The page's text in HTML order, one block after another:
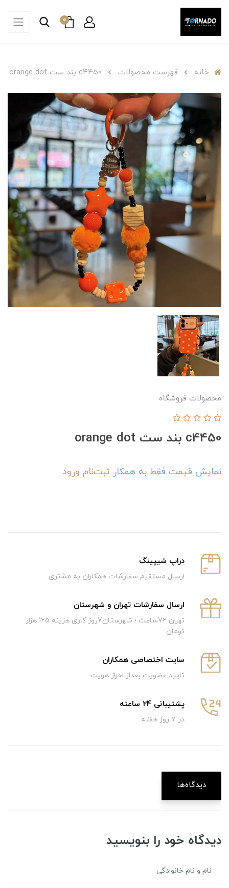
0
خانه فهرست محصولات c4450 بند ست orange dot
محصولات فروشگاه
c4450 بند ست orange dot
نمایش قیمت فقط به همکار ثبت‌نام ورود
دراپ شیپینگ
ارسال مستقیم سفارشات همکاران به مشتری
ارسال سفارشات تهران و شهرستان
تهران 72ساعت ؛ شهرستان7روز کاری هزینه 125 هزار
تومان
سایت اختصاصی همکاران
تایید عضویت بعداز احراز هویت
پشتیبانی 24 ساعته
در 7 روز هفته
دیدگاه‌ها
دیدگاه خود را بنویسید